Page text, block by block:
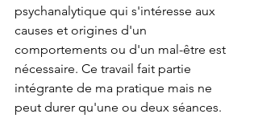
psychanalytique qui s'intéresse aux
causes et origines d'un
comportements ou d'un mal-être est
nécessaire. Ce travail fait partie
intégrante de ma pratique mais ne
peut durer qu'une ou deux séances.